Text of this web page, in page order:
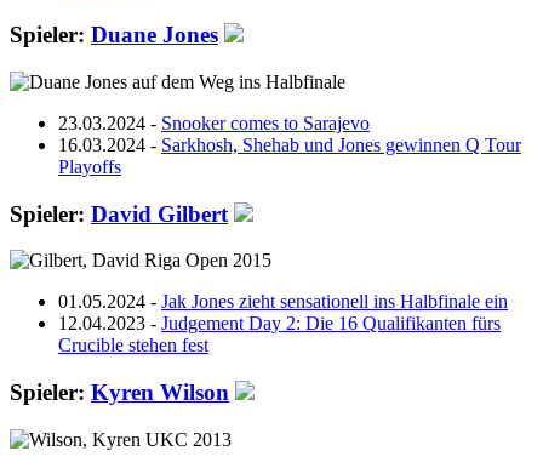
Spieler: Duane Jones
23.03.2024 - Snooker comes to Sarajevo
16.03.2024 - Sarkhosh, Shehab und Jones gewinnen Q Tour
Playoffs
Spieler: David Gilbert
01.05.2024 - Jak Jones zieht sensationell ins Halbfinale ein
12.04.2023 - Judgement Day 2: Die 16 Qualifikanten fürs
Crucible stehen fest
Spieler: Kyren Wilson